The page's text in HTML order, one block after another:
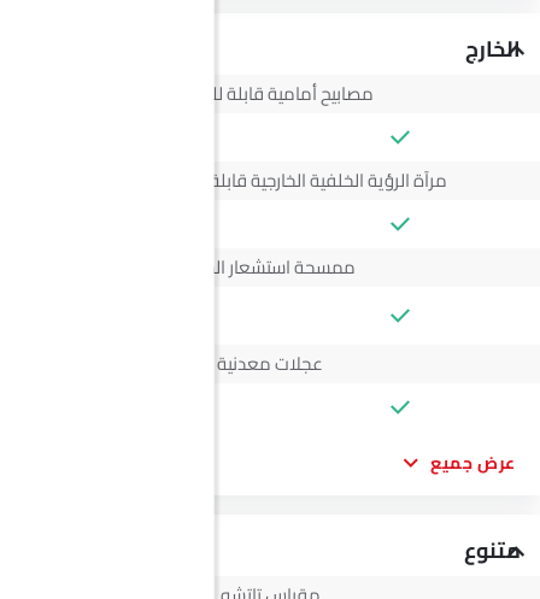
الخارج
مصابيح أمامية قابلة للتعديل
مرآة الرؤية الخلفية الخارجية قابلة للتعديل كهربائياً
ممسحة استشعار المطر
عجلات معدنية
عرض جميع
متنوع